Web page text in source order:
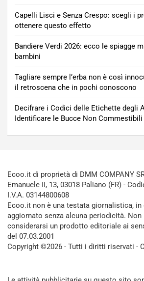
Capelli Lisci e Senza Crespo: scegli i
ottenere questo effetto
Bandiere Verdi 2026: ecco le spiagge
bambini
Tagliare sempre l’erba non è così
il retroscena che in pochi conoscono
Decifrare i Codici delle Etichette degli
Identificare le Bucce Non Commestibili
Ecoo.it di proprietà di DMM COMPANY
Emanuele II, 13, 03018 Paliano (FR) -
I.V.A. 03144800608
Ecoo.it non è una testata giornalistica, in
aggiornato senza alcuna periodicità. Non
considerarsi un prodotto editoriale ai
del 07.03.2001
Copyright ©2026 - Tutti i diritti riservati -